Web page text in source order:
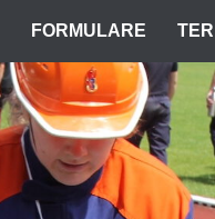
FORMULARE